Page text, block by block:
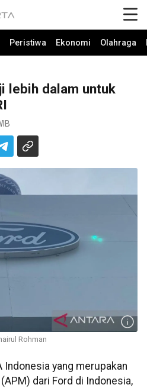
Peristiwa Ekonomi Olahraga
lebih dalam untuk
Rohman
Indonesia yang merupakan
dari Ford di Indonesia,